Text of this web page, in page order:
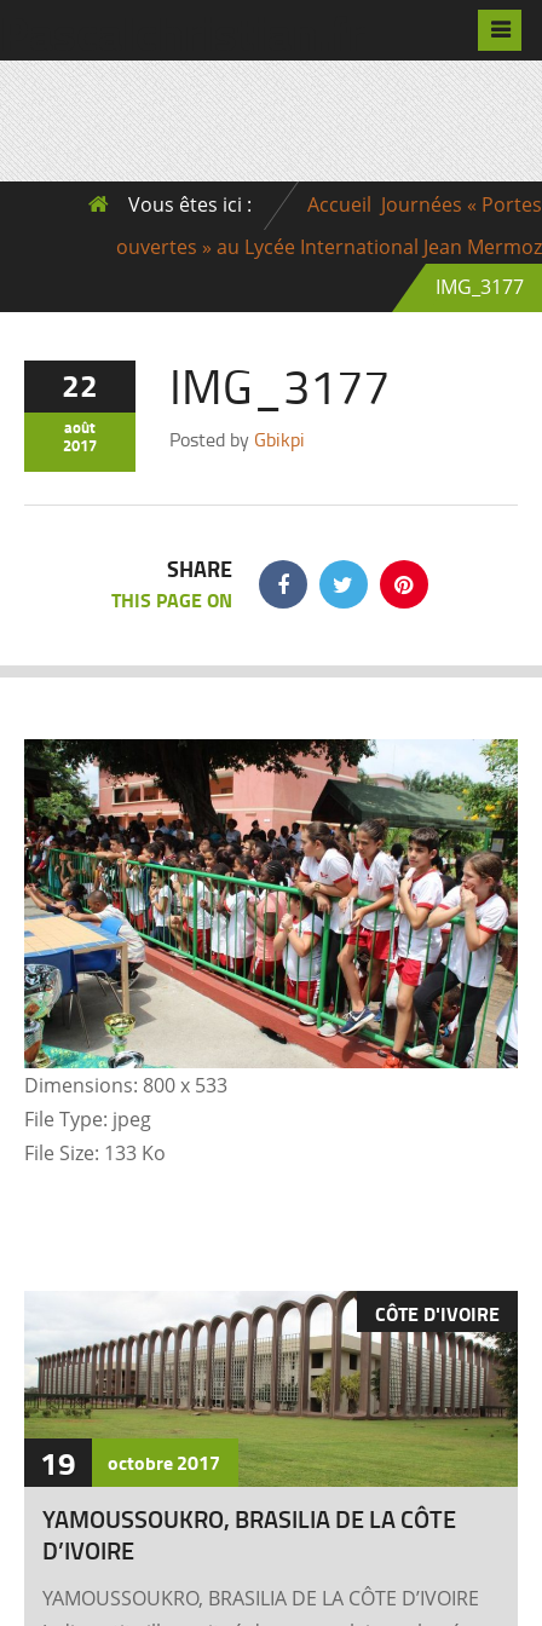
Vous êtes ici : Accueil Journées « Portes
ouvertes » au Lycée International Jean Mermoz
IMG_3177
22
août
2017
IMG_3177
Posted by Gbikpi
SHARE
THIS PAGE ON
Dimensions: 800 x 533
File Type: jpeg
File Size: 133 Ko
CÔTE D'IVOIRE
19 octobre2017
YAMOUSSOUKRO, BRASILIA DE LA CÔTE
D’IVOIRE
YAMOUSSOUKRO, BRASILIA DE LA CÔTE D’IVOIRE